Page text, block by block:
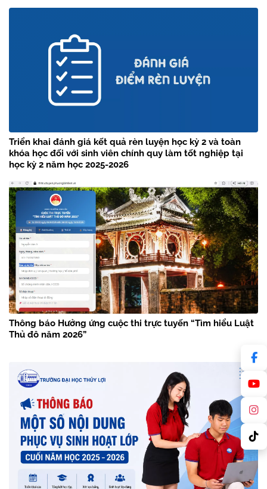
Triển khai đánh giá kết quả rèn luyện học kỳ 2 và toàn
khóa học đối với sinh viên chính quy làm tốt nghiệp tại
học kỳ 2 năm học 2025-2026
Thông báo Hưởng ứng cuộc thi trực tuyến “Tìm hiểu Luật
Thủ đô năm 2026”